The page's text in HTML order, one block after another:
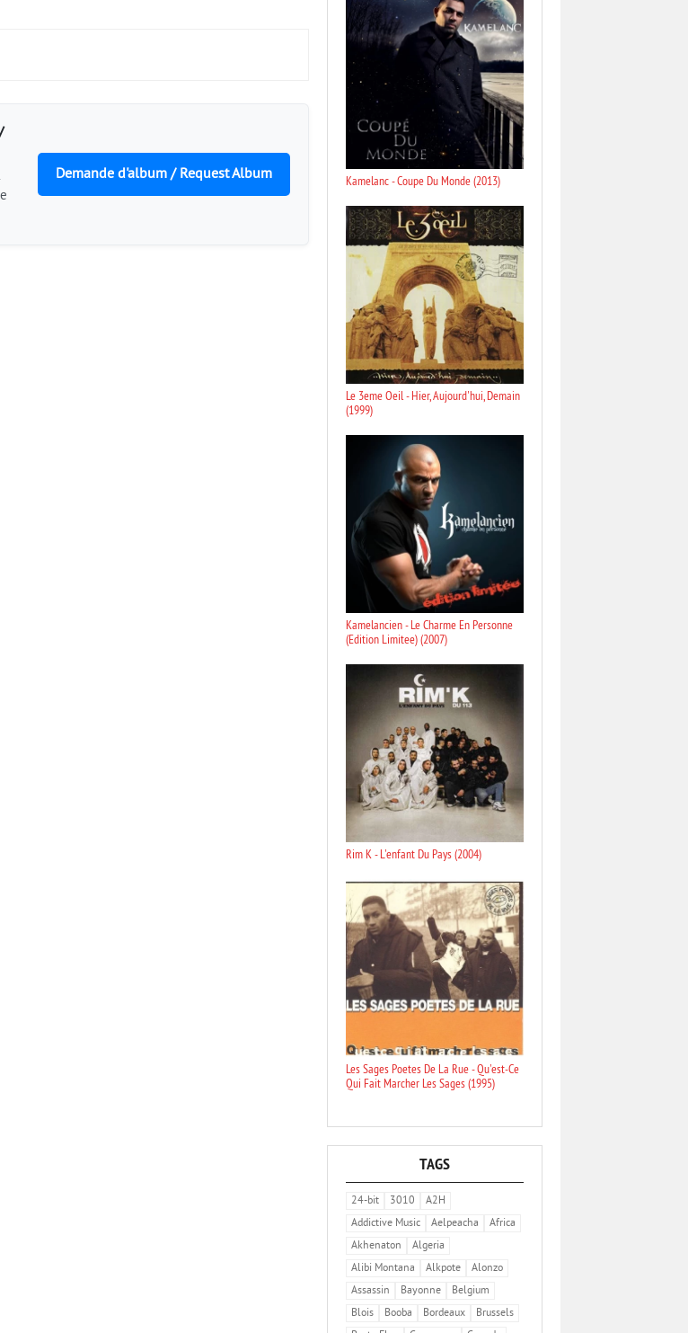
Demande d'album / Request Album Kamelanc - Coupe Du Monde (2013)
Le 3eme Oeil - Hier, Aujourd'hui, Demain
(1999)
Kamelancien - Le Charme En Personne
(Edition Limitee) (2007)
Rim K - L'enfant Du Pays (2004)
Les Sages Poetes De La Rue - Qu'est-Ce
Qui Fait Marcher Les Sages (1995)
TAGS
24-bit 3010
A2H
Addictive Music
Aelpeacha
Africa
Akhenaton
Algeria
Alibi Montana
Alkpote
Alonzo
Assassin
Bayonne
Belgium
Blois
Booba Bordeaux
Brussels